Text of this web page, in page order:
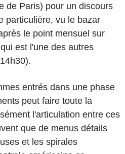
de Paris) pour un discours
particulière, vu le bazar
le point mensuel sur
est l'une des autres
entrés dans une phase
peut faire toute la
l'articulation entre ces
que de menus détails
et les spirales